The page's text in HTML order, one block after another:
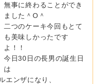
無事に終わることができ
ました＾O＾
二つのケーキ今回もとて
も美味しかったです
よ！！
今日30日の長男の誕生日
は
エンザになり、